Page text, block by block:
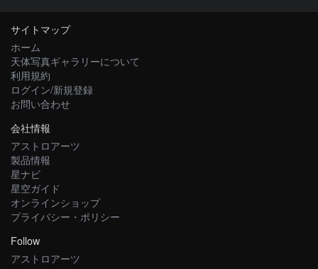
サイトマップ
ホーム
天体写真ギャラリーについて
利用規約
ログイン/新規登録
お問い合わせ
会社情報
アストロアーツ
製品情報
星ナビ
星空ガイド
オンラインショップ
プライバシー・ポリシー
Follow
アストロアーツ